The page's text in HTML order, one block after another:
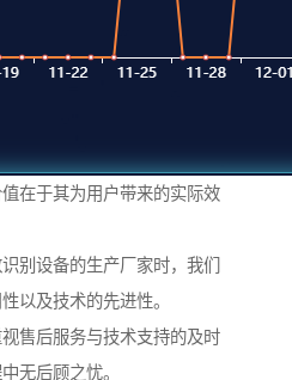
在于其为用户带来的实际效
别设备的生产厂家时，我们
以及技术的先进性。
售后服务与技术支持的及时
无后顾之忧。